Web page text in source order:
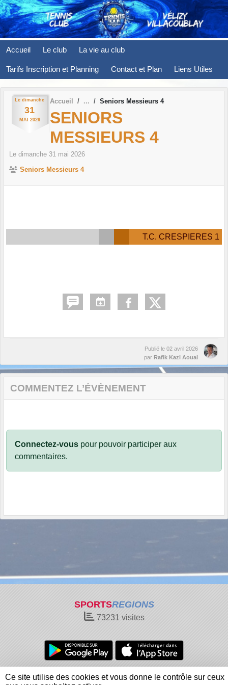
Accueil Le club La vie au club
Tarifs Inscription et Planning Contact et Plan Liens Utiles
Le dimanche
31
MAI 2026
Accueil Seniors Messieurs 4
SENIORS
MESSIEURS 4
Le dimanche 31 mai 2026
Seniors Messieurs 4
T.C. CRESPIERES 1
Publié le 02 avril 2026
par Rafik Kazi Aoual
COMMENTEZ L’ÉVÈNEMENT
Connectez-vous pour pouvoir participer aux
commentaires.
SPORTSREGIONS
73231 visites
Charte cookies
Gestion des cookies
Panneau de gestion des cookies
Ce site utilise des cookies et vous donne le contrôle sur ceux